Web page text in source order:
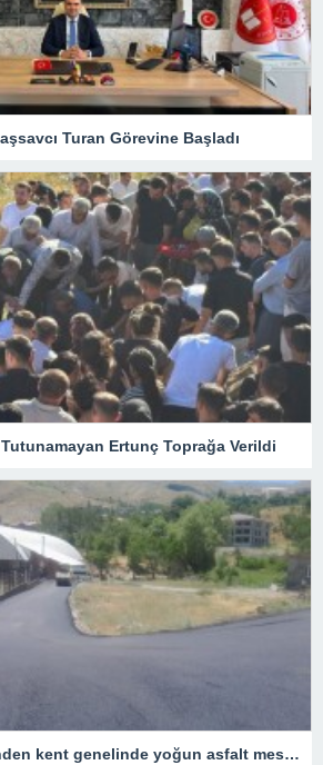
Turan Görevine Başladı
Ertunç Toprağa Verildi
Hakkari Belediyesi’nden kent genelinde yoğun asfalt mesaisi